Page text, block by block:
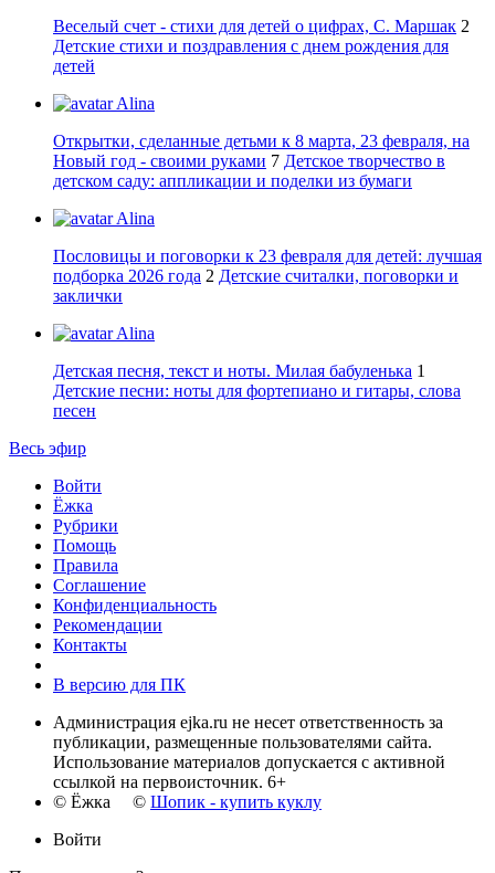
Веселый счет - стихи для детей о цифрах, С. Маршак 2
Детские стихи и поздравления с днем рождения для
детей
Alina
Открытки, сделанные детьми к 8 марта, 23 февраля, на
Новый год - своими руками 7 Детское творчество в
детском саду: аппликации и поделки из бумаги
Alina
Пословицы и поговорки к 23 февраля для детей: лучшая
подборка 2026 года 2 Детские считалки, поговорки и
заклички
Alina
Детская песня, текст и ноты. Милая бабуленька 1
Детские песни: ноты для фортепиано и гитары, слова
песен
Весь эфир
Войти
Ёжка
Рубрики
Помощь
Правила
Соглашение
Конфиденциальность
Рекомендации
Контакты
В версию для ПК
Администрация ejka.ru не несет ответственность за
публикации, размещенные пользователями сайта.
Использование материалов допускается с активной
ссылкой на первоисточник. 6+
© Ёжка © Шопик - купить куклу
Войти